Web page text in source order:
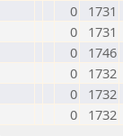
0
1731
0
1731
0
1746
0
1732
0
1732
0
1732